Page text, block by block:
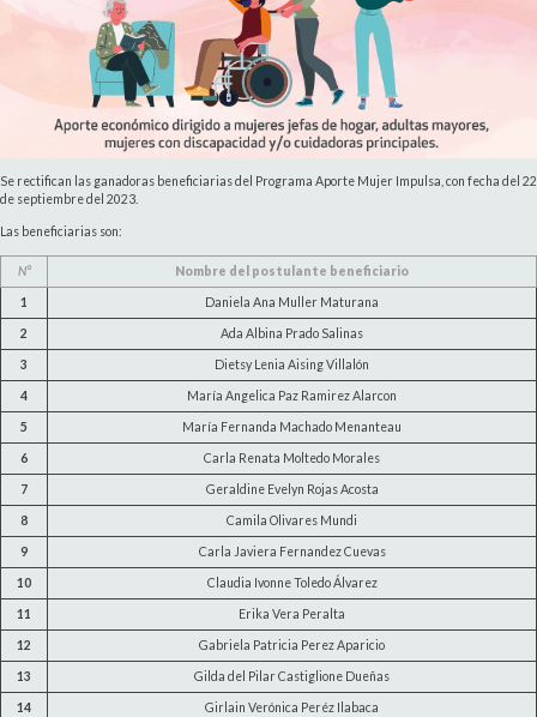
Se rectifican las ganadoras beneficiarias del Programa Aporte Mujer Impulsa, con fecha del 22
de septiembre del 2023.
Las beneficiarias son:
N° Nombre del postulante beneficiario
1 Daniela Ana Muller Maturana
2 Ada Albina Prado Salinas
3 Dietsy Lenia Aising Villalón
4 María Angelica Paz Ramirez Alarcon
5 María Fernanda Machado Menanteau
6 Carla Renata Moltedo Morales
7 Geraldine Evelyn Rojas Acosta
8 Camila Olivares Mundi
9 Carla Javiera Fernandez Cuevas
10 Claudia Ivonne Toledo Álvarez
11 Erika Vera Peralta
12 Gabriela Patricia Perez Aparicio
13 Gilda del Pilar Castiglione Dueñas
14 Girlain Verónica Peréz Ilabaca